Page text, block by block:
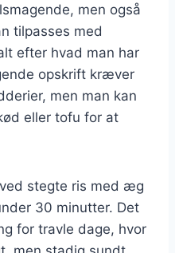
men også
tilpasses med
efter hvad man har
opskrift kræver
men man kan
eller tofu for at
stegte ris med æg
30 minutter. Det
for travle dage, hvor